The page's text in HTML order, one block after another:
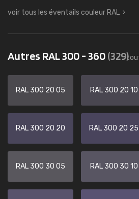
voir tous les éventails couleur RAL
Autres RAL 300 - 360(329)
RAL 300 20 05 RAL 300 20 10
RAL 300 20 20 RAL 300 20 25
RAL 300 30 05 RAL 300 30 10